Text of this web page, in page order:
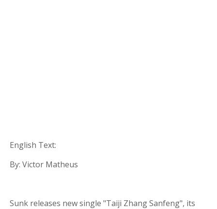
English Text:
By: Victor Matheus
Sunk releases new single "Taiji Zhang Sanfeng", its